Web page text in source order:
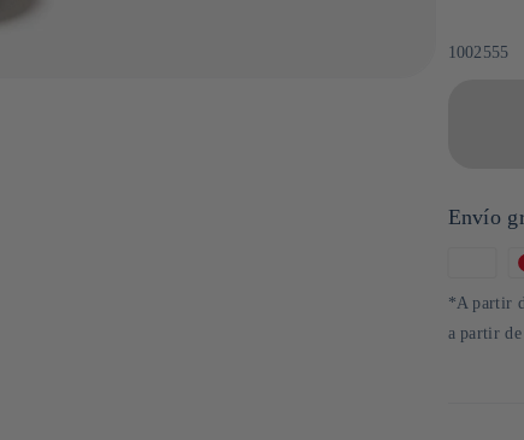
SKU:
1002555
Envío
de
*A partir
a partir